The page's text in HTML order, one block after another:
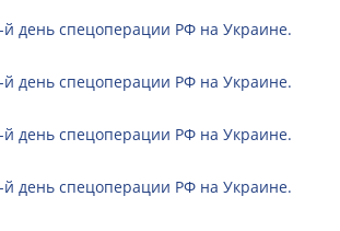
день спецоперации РФ на Украине.
день спецоперации РФ на Украине.
день спецоперации РФ на Украине.
день спецоперации РФ на Украине.